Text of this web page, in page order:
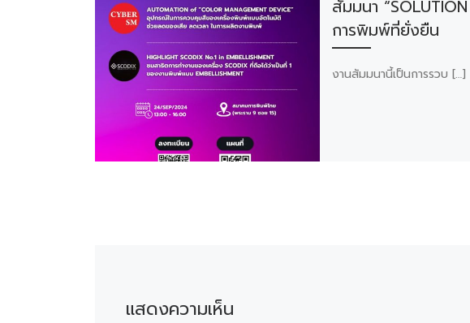
สัมมนา
การพิมพ์ที่ยั่งยืน
งานสัมมนานี้เป็นการรวบ […]
แสดงความเห็น